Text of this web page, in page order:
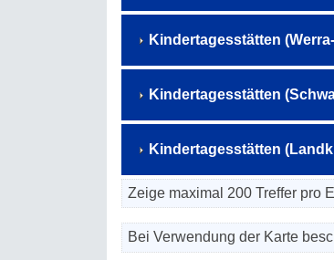
Kindertagesstätten
Kindertagesstätten
Kindertagesstätten
Zeige maximal 200 Treffer pro
Bei Verwendung der Karte